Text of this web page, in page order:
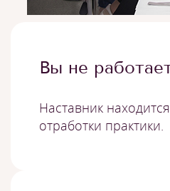
Вы не
Наставник
отработки практики.